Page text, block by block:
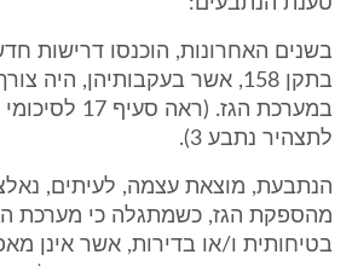
בשנים האחרונות, הוכנסו דרישות
בתקן 158, אשר בעקבותיהן, היה
לתצהיר נתבע 3).
הנתבעת, מוצאת עצמה, לעיתים,
מהספקת הגז, כשמתגלה כי מערכת
בטיחותית ו/או בדירות, אשר אינן